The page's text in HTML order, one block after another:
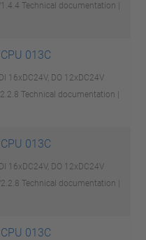
Technical documentation |
013C
16xDC24V, DO 12xDC24V
Technical documentation |
013C
16xDC24V, DO 12xDC24V
Technical documentation |
013C